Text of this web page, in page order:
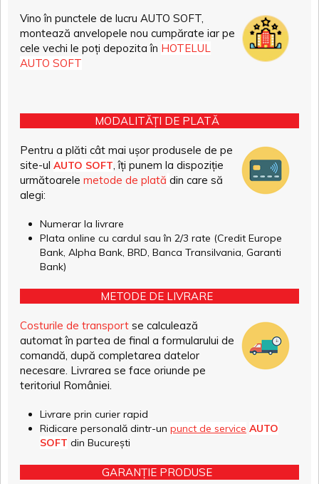
Vino în punctele de lucru AUTO SOFT,
montează anvelopele nou cumpărate iar pe
cele vechi le poți depozita în HOTELUL
AUTO SOFT
MODALITĂȚI DE PLATĂ
Pentru a plăti cât mai ușor produsele de pe
site-ul AUTO SOFT, îți punem la dispoziție
următoarele metode de plată din care să
alegi:
Numerar la livrare
Plata online cu cardul sau în 2/3 rate (Credit Europe
Bank, Alpha Bank, BRD, Banca Transilvania, Garanti
Bank)
METODE DE LIVRARE
Costurile de transport se calculează
automat în partea de final a formularului de
comandă, după completarea datelor
necesare. Livrarea se face oriunde pe
teritoriul României.
Livrare prin curier rapid
Ridicare personală dintr-un punct de service AUTO
SOFT din București
GARANȚIE PRODUSE